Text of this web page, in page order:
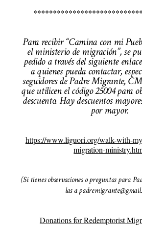
Para recibir “Camina con mi
el ministerio de migración”, se
pedido a través del siguiente
a quienes pueda contactar,
seguidores de Padre Migrante,
que utilicen el código 25004 para
descuento. Hay descuentos
por mayor.
https://www.liguori.org/walk-with-
migration-
(Si tienes observaciones o preguntas para
las a
Donations for Redemptorist